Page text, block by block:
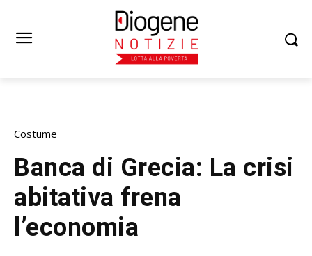
Costume
Banca di Grecia: La crisi
abitativa frena
l’economia